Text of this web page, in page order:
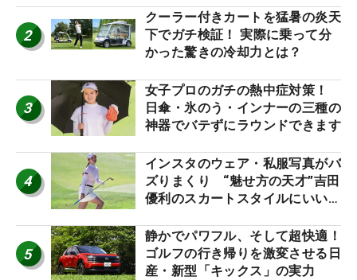
2
クーラー付きカートを猛暑の炎天
下でガチ検証！ 実際に乗って分
かった驚きの冷却力とは？
3
女子プロのガチの熱中症対策！
日傘・氷のう・インナーの三種の
神器でバテずにラウンドできます
4
インスタのウェア・私服写真がバ
ズりまくり “魅せ方の天才”吉田
優利のスカートスタイルにいい
5
静かでパワフル、そして超快適！
ゴルフの行き帰りを激変させる日
産・新型「キックス」の実力